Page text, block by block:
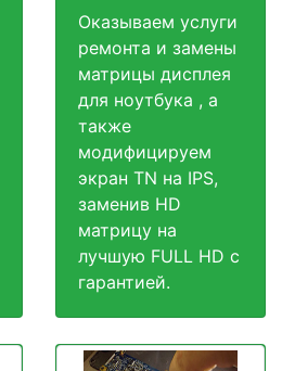
Оказываем услуги
ремонта и замены
матрицы дисплея
для ноутбука , а
также
модифицируем
экран TN на IPS,
заменив HD
матрицу на
лучшую FULL HD c
гарантией.